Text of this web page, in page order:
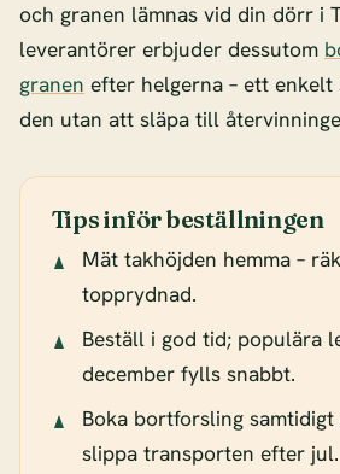
och granen lämnas vid din dörr i
leverantörer erbjuder dessutom
granen efter helgerna – ett
den utan att släpa till
Tips inför beställningen
Mät takhöjden hemma –
topprydnad.
Beställ i god tid; populära
december fylls snabbt.
Boka bortforsling
slippa transporten efter jul.